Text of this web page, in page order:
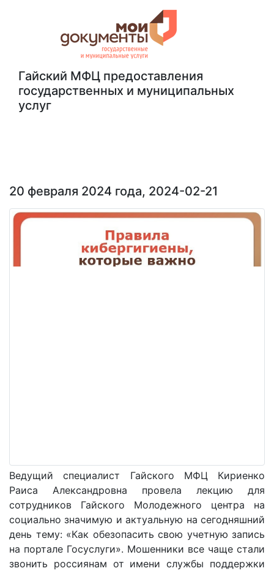
Гайский МФЦ предоставления
государственных и муниципальных
услуг
20 февраля 2024 года, 2024-02-21
Ведущий специалист Гайского МФЦ Кириенко
Раиса Александровна провела лекцию для
сотрудников Гайского Молодежного центра на
социально значимую и актуальную на сегодняшний
день тему: «Как обезопасить свою учетную запись
на портале Госуслуги». Мошенники все чаще стали
звонить россиянам от имени службы поддержки